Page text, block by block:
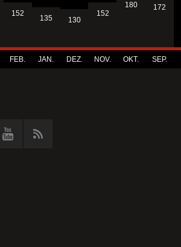
152
FEB.
135
JAN.
130
DEZ.
152
NOV.
180
OKT.
172
SEP.